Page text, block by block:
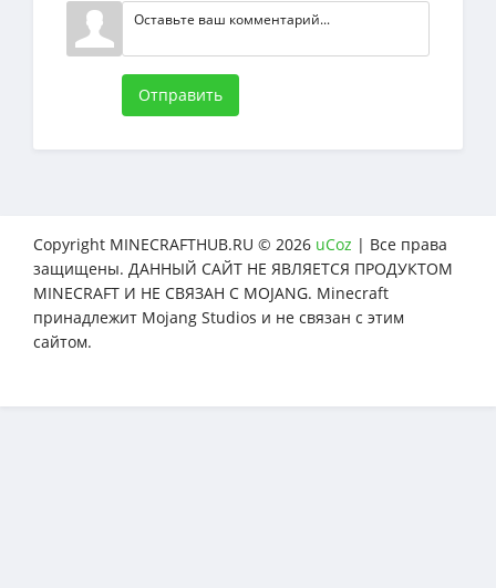
Отправить
Copyright MINECRAFTHUB.RU © 2026 uCoz | Все права
защищены. ДАННЫЙ САЙТ НЕ ЯВЛЯЕТСЯ ПРОДУКТОМ
MINECRAFT И НЕ СВЯЗАН С MOJANG. Minecraft
принадлежит Mojang Studios и не связан с этим
сайтом.